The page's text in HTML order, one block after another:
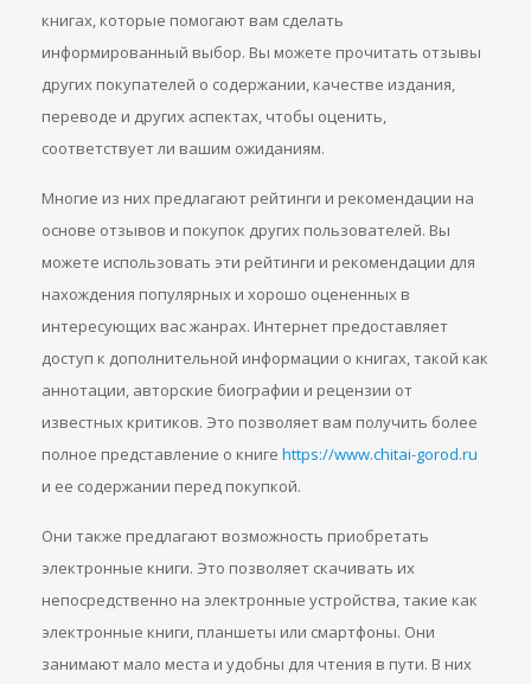
книгах, которые помогают вам сделать
информированный выбор. Вы можете прочитать отзывы
других покупателей о содержании, качестве издания,
переводе и других аспектах, чтобы оценить,
соответствует ли вашим ожиданиям.
Многие из них предлагают рейтинги и рекомендации на
основе отзывов и покупок других пользователей. Вы
можете использовать эти рейтинги и рекомендации для
нахождения популярных и хорошо оцененных в
интересующих вас жанрах. Интернет предоставляет
доступ к дополнительной информации о книгах, такой как
аннотации, авторские биографии и рецензии от
известных критиков. Это позволяет вам получить более
полное представление о книге https://www.chitai-gorod.ru
и ее содержании перед покупкой.
Они также предлагают возможность приобретать
электронные книги. Это позволяет скачивать их
непосредственно на электронные устройства, такие как
электронные книги, планшеты или смартфоны. Они
занимают мало места и удобны для чтения в пути. В них